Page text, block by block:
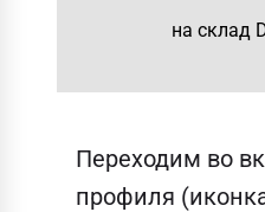
на склад
Переходим во
профиля